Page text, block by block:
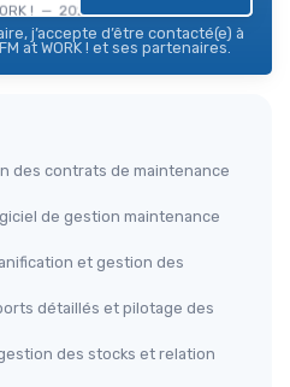
! — 2026
j’accepte d’être contacté(e) à
at WORK ! et ses partenaires.
des contrats de maintenance
de gestion maintenance
et gestion des
détaillés et pilotage des
des stocks et relation